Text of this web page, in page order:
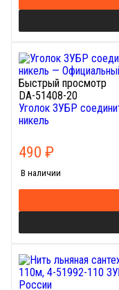
Быстрый просмотр
DA-51408-20
Уголок ЗУБР
никель
490 ₽
В наличии